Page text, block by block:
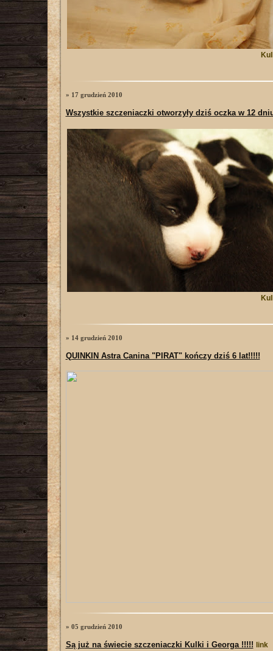
» 17 grudzień 2010
Wszystkie szczeniaczki otworzyły dziś oczka w 12
» 14 grudzień 2010
QUINKIN Astra Canina "PIRAT" kończy dziś 6 lat!!!!!
» 05 grudzień 2010
Są już na świecie szczeniaczki Kulki i Georga !!!!! link